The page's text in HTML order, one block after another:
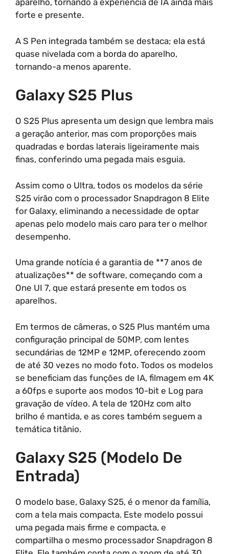
aparelho, tornando a experiência de IA ainda mais
forte e presente.
A S Pen integrada também se destaca; ela está
quase nivelada com a borda do aparelho,
tornando-a menos aparente.
Galaxy S25 Plus
O S25 Plus apresenta um design que lembra mais
a geração anterior, mas com proporções mais
quadradas e bordas laterais ligeiramente mais
finas, conferindo uma pegada mais esguia.
Assim como o Ultra, todos os modelos da série
S25 virão com o processador Snapdragon 8 Elite
for Galaxy, eliminando a necessidade de optar
apenas pelo modelo mais caro para ter o melhor
desempenho.
Uma grande notícia é a garantia de **7 anos de
atualizações** de software, começando com a
One UI 7, que estará presente em todos os
aparelhos.
Em termos de câmeras, o S25 Plus mantém uma
configuração principal de 50MP, com lentes
secundárias de 12MP e 12MP, oferecendo zoom
de até 30 vezes no modo foto. Todos os modelos
se beneficiam das funções de IA, filmagem em 4K
a 60fps e suporte aos modos 10-bit e Log para
gravação de vídeo. A tela de 120Hz com alto
brilho é mantida, e as cores também seguem a
temática titânio.
Galaxy S25 (Modelo De
Entrada)
O modelo base, Galaxy S25, é o menor da família,
com a tela mais compacta. Este modelo possui
uma pegada mais firme e compacta, e
compartilha o mesmo processador Snapdragon 8